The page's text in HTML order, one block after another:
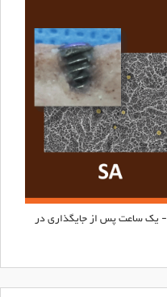
- یک ساعت پس از جایگذاری در